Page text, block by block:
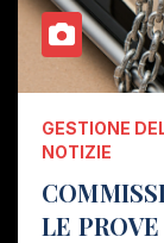
GESTIONE
NOTIZIE
LE